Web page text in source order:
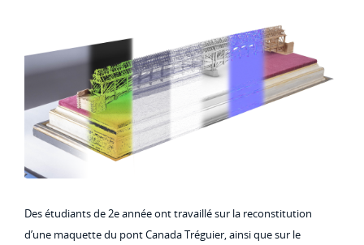
Des étudiants de 2e année ont travaillé sur la reconstitution
d’une maquette du pont Canada Tréguier, ainsi que sur le